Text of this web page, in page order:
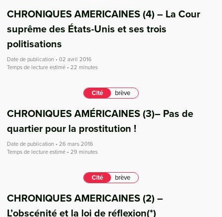
CHRONIQUES AMERICAINES (4) – La Cour
suprême des États-Unis et ses trois
politisations
Date de publication • 02 avril 2016
Temps de lecture estimé • 22 minutes
Cité brève
CHRONIQUES AMÉRICAINES (3)– Pas de
quartier pour la prostitution !
Date de publication • 26 mars 2016
Temps de lecture estimé • 29 minutes
Cité brève
CHRONIQUES AMERICAINES (2) –
L’obscénité et la loi de réflexion(*)